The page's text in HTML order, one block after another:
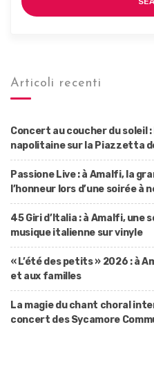
Articoli recenti
Concert au coucher du soleil :
napolitaine sur la Piazzetta
Passione Live : à Amalfi, la
l’honneur lors d’une soirée à
45 Giri d’Italia : à Amalfi, une
musique italienne sur vinyle
« L’été des petits » 2026 : à
et aux familles
La magie du chant choral
concert des Sycamore